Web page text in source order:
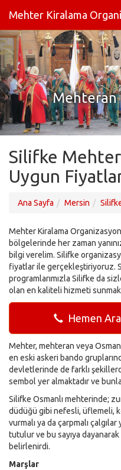
Mehter Kiralama
Mehteran
Silifke Mehter
Uygun
Ana Sayfa Mersin
Mehter Kiralama
bölgelerinde her zaman
bilgi verelim. Silifke
fiyatlar ile gerçekleştiriyoruz.
programlarımızla Silifke da
olan en kaliteli hizmeti
Hemen
Mehter, mehteran veya
en eski askeri bando
devletlerinde de farklı
sembol yer almaktadır ve
Silifke Osmanlı mehterinde;
düdüğü gibi nefesli, üflemeli,
vurmalı ya da çarpmalı çalgılar
tutulur ve bu sayıya
belirlenirdi.
Marşlar